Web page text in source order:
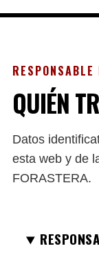
QUIÉN
Datos
esta web y de
FORASTERA.